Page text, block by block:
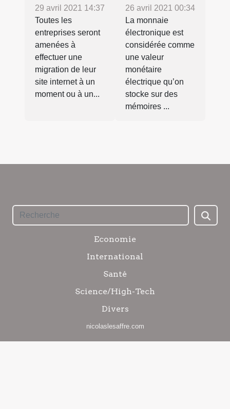
29 avril 2021 14:37
Toutes les
entreprises seront
amenées à
effectuer une
migration de leur
site internet à un
moment ou à un...
26 avril 2021 00:34
La monnaie
électronique est
considérée comme
une valeur
monétaire
électrique qu’on
stocke sur des
mémoires ...
Economie
International
Santé
Science/High-Tech
Divers
nicolaslesaffre.com